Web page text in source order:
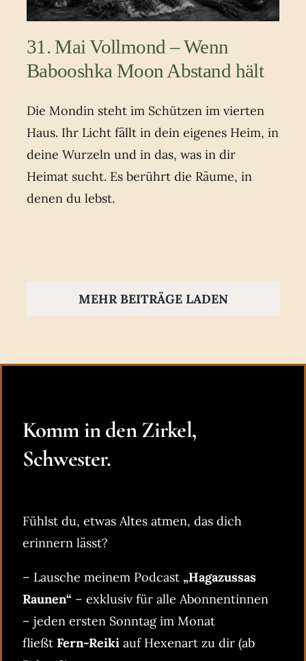
31. Mai Vollmond – Wenn
Babooshka Moon Abstand hält
Die Mondin steht im Schützen im vierten
Haus. Ihr Licht fällt in dein eigenes Heim, in
deine Wurzeln und in das, was in dir
Heimat sucht. Es berührt die Räume, in
denen du lebst.
MEHR BEITRÄGE LADEN
Komm in den Zirkel,
Schwester.
Fühlst du, etwas Altes atmen, das dich
erinnern lässt?
– Lausche meinem Podcast „Hagazussas
Raunen“ – exklusiv für alle Abonnentinnen
– jeden ersten Sonntag im Monat
fließt Fern-Reiki auf Hexenart zu dir (ab